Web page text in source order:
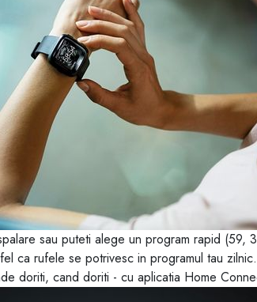
sau puteti alege un program rapid (59,
ca rufele se potrivesc in programul tau zilnic.
doriti, cand doriti - cu aplicatia Home